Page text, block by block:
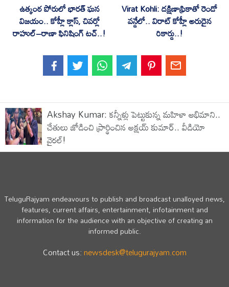
ఉత్కంఠ పోరులో భారత్ ఘన
విజయం.. కోహ్లీ క్లాస్, చివర్లో
రాహుల్–రాణా ఫినిషింగ్ టచ్..!
Virat Kohli: దక్షిణాఫ్రికాతో రెండో
వన్డేలో.. విరాట్ కోహ్లీ అరుదైన
రికార్డు..!
Akshay Kumar: కన్నీళ్లు పెట్టుకున్న మహిళా అభిమాని..
చేతులు జోడించి ప్రార్థించిన అక్షయ్ కుమార్.. వీడియో
వైరల్!
TeluguRajyam endeavours to publish and broadcast unalloyed news,
features, current affairs, entertainment, infotainment and
information for the audience with an objective of creating an
informed public.
Contact us:newsdesk@telugurajyam.com